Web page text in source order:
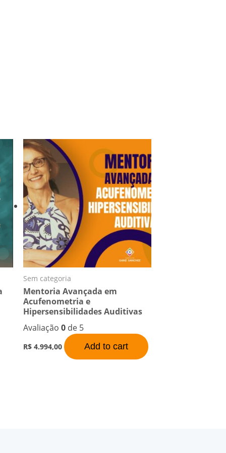
Sem categoria
Mentoria Avançada em
Acufenometria e
Hipersensibilidades Auditivas
Avaliação0 de 5
R$ 4.994,00 Add to cart